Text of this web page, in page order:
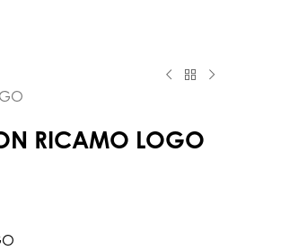
RICAMO LOGO